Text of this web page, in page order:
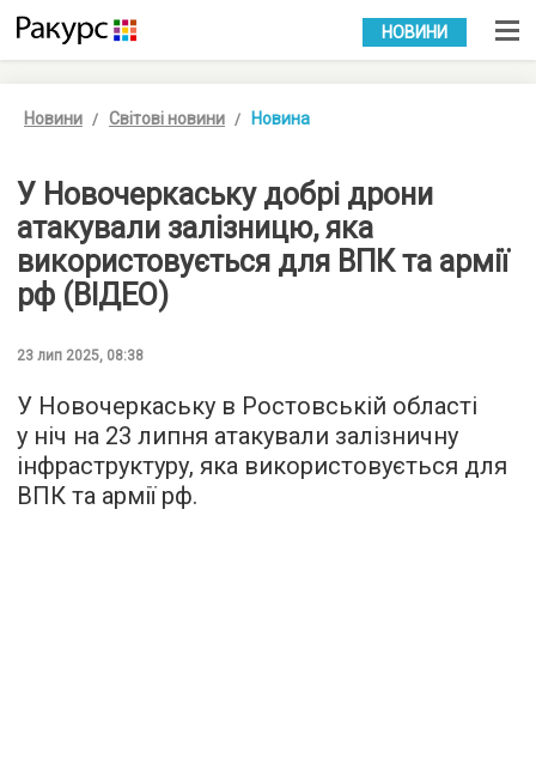
УКР РУС
НОВИНИ
Новини Світові новини Новина
У Новочеркаську добрі дрони
атакували залізницю, яка
використовується для ВПК та армії
рф (ВІДЕО)
23 лип 2025, 08:38
У Новочеркаську в Ростовській області
у ніч на 23 липня атакували залізничну
інфраструктуру, яка використовується для
ВПК та армії рф.